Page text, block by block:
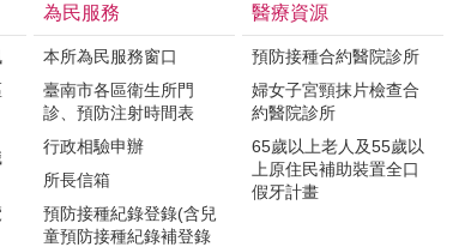
為民服務
本所為民服務窗口
臺南市各區衛生所門
診、預防注射時間表
行政相驗申辦
所長信箱
預防接種紀錄登錄(含兒
童預防接種紀錄補登錄
醫療資源
預防接種合約醫院診所
婦女子宮頸抹片檢查合
約醫院診所
65歲以上老人及55歲以
上原住民補助裝置全口
假牙計畫